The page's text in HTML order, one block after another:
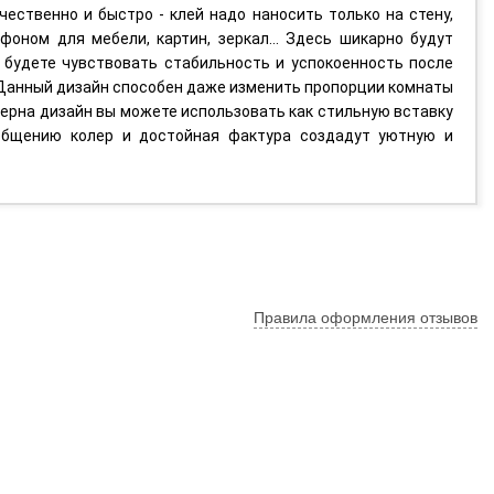
и быстро - клей надо наносить только на стену,
для мебели, картин, зеркал... Здесь шикарно будут
чувствовать стабильность и успокоенность после
дизайн способен даже изменить пропорции комнаты
дизайн вы можете использовать как стильную вставку
колер и достойная фактура создадут уютную и
Правила оформления отзывов